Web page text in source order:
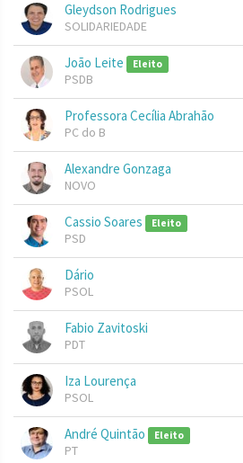
Gleydson Rodrigues
SOLIDARIEDADE
João Leite Eleito
PSDB
Professora Cecília Abrahão
PC do B
Alexandre Gonzaga
NOVO
Cassio Soares Eleito
PSD
Dário
PSOL
Fabio Zavitoski
PDT
Iza Lourença
PSOL
André Quintão Eleito
PT